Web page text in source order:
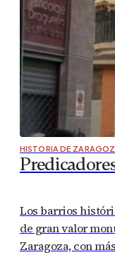
HISTORIA DE
Los barrios
de gran valor
Zaragoza, con